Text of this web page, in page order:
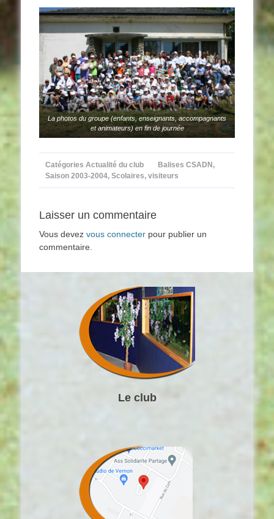
La photos du groupe (enfants, enseignants, accompagnants
et animateurs) en fin de journée
Catégories Actualité du club Balises CSADN ,
Saison 2003-2004, Scolaires, visiteurs
Laisser un commentaire
Vous devez vous connecter pour publier un
commentaire.
Le club